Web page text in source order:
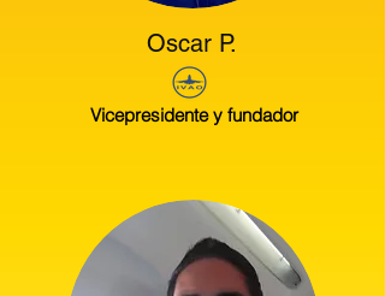
Oscar P.
Vicepresidente y fundador